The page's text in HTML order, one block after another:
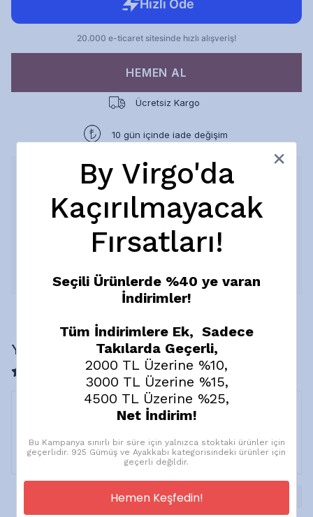
HEMEN AL
Ücretsiz Kargo
10 gün içinde iade değişim
Ürün Açıklaması
Canlı mavi taşları ve mat gümüş tonlu halkalarıyla öne çıkan
Cyrene Bileklik, antik esintileri modern bir yorumla buluşturur.
Oval kesim taşların ritmik yerleşimi tasarıma dengeli ve dikkat
çekici bir görünüm kazandırırken, sade formu sayesinde
günlük kullanımdan özel anlara kadar farklı stillere kolayca
uyum sağlar. Işığı her açıdan yansıtan mavi tonlarıyla güçlü
Devamını Göster
Yorumlar
1 değerlendirmeye göre
Satın Alınmış
By Virgo'da
Kaçırılmayacak
Fırsatları!
Seçili Ürünlerde %40 ye varan
İndirimler!
Tüm İndirimlere Ek, Sadece
Takılarda Geçerli,
2000 TL Üzerine %10,
3000 TL Üzerine %15,
4500 TL Üzerine %25,
Net İndirim!
Bu Kampanya sınırlı bir süre için yalnızca stoktaki ürünler için
geçerlidir. 925 Gümüş ve Ayakkabı kategorisindeki ürünler için
geçerli değildir.
Hemen Keşfedin!